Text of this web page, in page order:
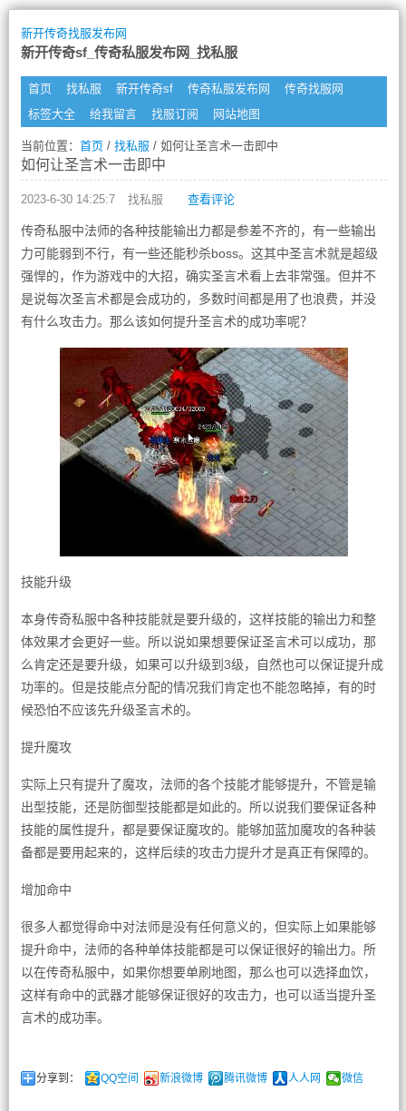
新开传奇找服发布网
新开传奇sf_传奇私服发布网_找私服
首页 找私服 新开传奇sf 传奇私服发布网
传奇找服网
标签大全
给我留言 找服订阅 网站地图
当前位置： 首页/ 找私服 / 如何让圣言术一击即中
如何让圣言术一击即中
2023-6-30 14:25:7 找私服 查看评论
传奇私服中法师的各种技能输出力都是参差不齐的，有一些输出
力可能弱到不行，有一些还能秒杀boss。这其中圣言术就是超级
强悍的，作为游戏中的大招，确实圣言术看上去非常强。但并不
是说每次圣言术都是会成功的，多数时间都是用了也浪费，并没
有什么攻击力。那么该如何提升圣言术的成功率呢？
技能升级
本身传奇私服中各种技能就是要升级的，这样技能的输出力和整
体效果才会更好一些。所以说如果想要保证圣言术可以成功，那
么肯定还是要升级，如果可以升级到3级，自然也可以保证提升成
功率的。但是技能点分配的情况我们肯定也不能忽略掉，有的时
候恐怕不应该先升级圣言术的。
提升魔攻
实际上只有提升了魔攻，法师的各个技能才能够提升，不管是输
出型技能，还是防御型技能都是如此的。所以说我们要保证各种
技能的属性提升，都是要保证魔攻的。能够加蓝加魔攻的各种装
备都是要用起来的，这样后续的攻击力提升才是真正有保障的。
增加命中
很多人都觉得命中对法师是没有任何意义的，但实际上如果能够
提升命中，法师的各种单体技能都是可以保证很好的输出力。所
以在传奇私服中，如果你想要单刷地图，那么也可以选择血饮，
这样有命中的武器才能够保证很好的攻击力，也可以适当提升圣
言术的成功率。
分享到： QQ空间 新浪微博 腾讯微博 人人网 微信